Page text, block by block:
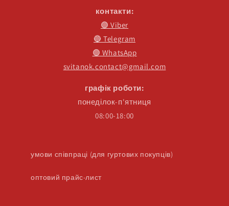
контакти:
🟣 Viber
🔵 Telegram
🟢 WhatsApp
svitanok.contact@gmail.com
графік роботи:
понеділок-п'ятниця
08:00-18:00
умови співпраці (для гуртових покупців)
оптовий прайс-лист